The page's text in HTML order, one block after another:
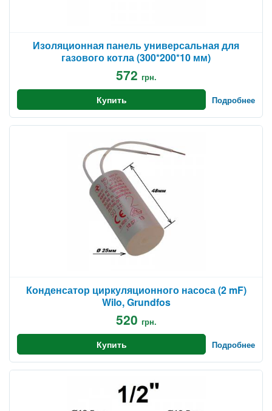
Изоляционная панель универсальная для
газового котла (300*200*10 мм)
572 грн.
Купить Подробнее
Конденсатор циркуляционного насоса (2 mF)
Wilo, Grundfos
520 грн.
Купить Подробнее